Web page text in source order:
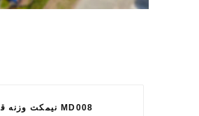
نیمکت وزنه قابل تنظیم MD008